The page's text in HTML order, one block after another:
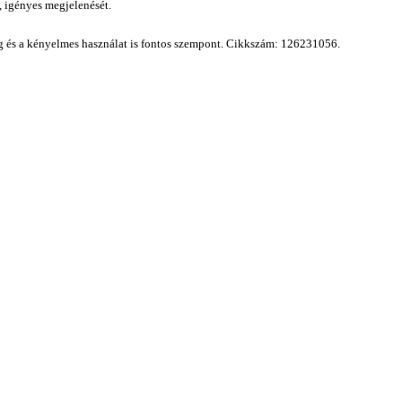
megjelenését.
a kényelmes használat is fontos szempont. Cikkszám: 126231056.